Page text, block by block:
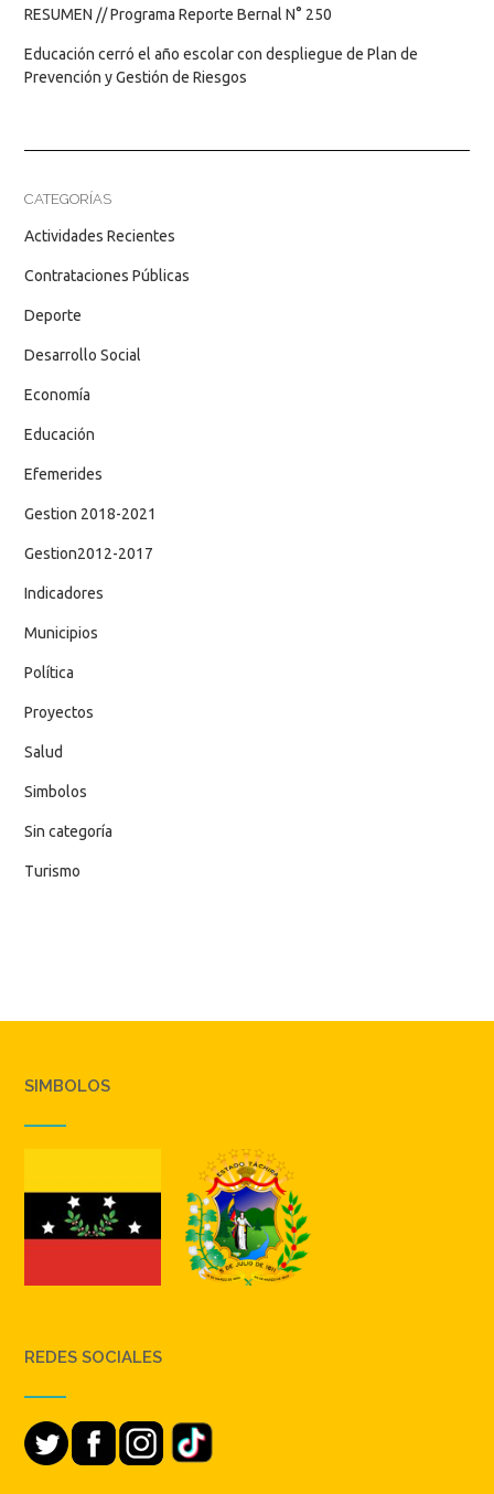
RESUMEN // Programa Reporte Bernal N° 250
Educación cerró el año escolar con despliegue de Plan de
Prevención y Gestión de Riesgos
CATEGORÍAS
Actividades Recientes
Contrataciones Públicas
Deporte
Desarrollo Social
Economía
Educación
Efemerides
Gestion 2018-2021
Gestion2012-2017
Indicadores
Municipios
Política
Proyectos
Salud
Simbolos
Sin categoría
Turismo
SIMBOLOS
REDES SOCIALES